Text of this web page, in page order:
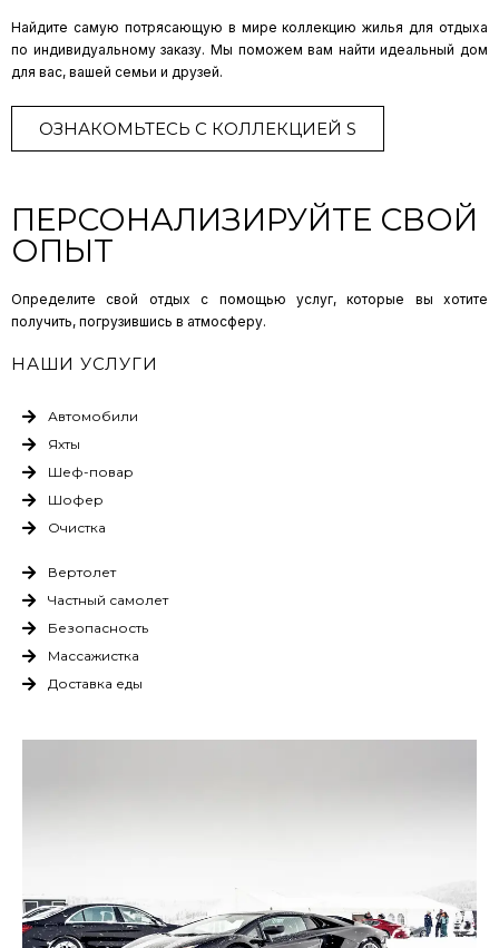
Найдите самую потрясающую в мире коллекцию жилья для отдыха
по индивидуальному заказу. Мы поможем вам найти идеальный дом
для вас, вашей семьи и друзей.
ОЗНАКОМЬТЕСЬ С КОЛЛЕКЦИЕЙ S
ПЕРСОНАЛИЗИРУЙТЕ СВОЙ
ОПЫТ
Определите свой отдых с помощью услуг, которые вы хотите
получить, погрузившись в атмосферу.
НАШИ УСЛУГИ
Автомобили
Яхты
Шеф-повар
Шофер
Очистка
Вертолет
Частный самолет
Безопасность
Массажистка
Доставка еды